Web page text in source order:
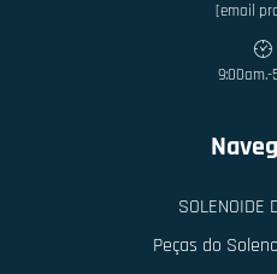
[email
9:00am.-
SOLENOIDE
Peças do